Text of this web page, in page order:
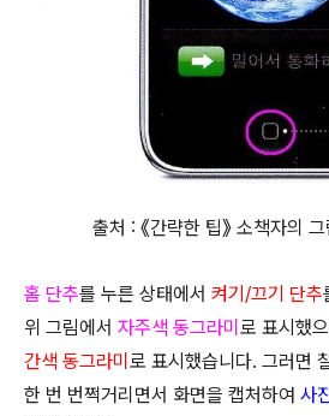
출처 : 《간략한 팁》 소책자의
홈 단추를 누른 상태에서 켜기/끄기 단추
위 그림에서 자주색 동그라미 로 표시했
간색 동그라미 로 표시했습니다. 그러면
한 번 번쩍거리면서 화면을 캡처하여 사